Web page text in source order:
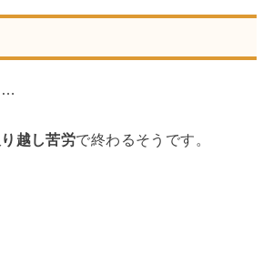
越し苦労で終わるそうです。